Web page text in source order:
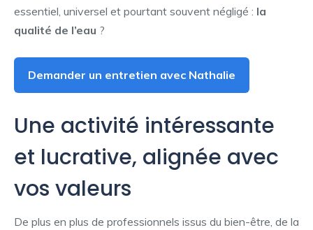
essentiel, universel et pourtant souvent négligé : la
qualité de l’eau ?
Demander un entretien avec Nathalie
Une activité intéressante
et lucrative, alignée avec
vos valeurs
De plus en plus de professionnels issus du bien-être, de la